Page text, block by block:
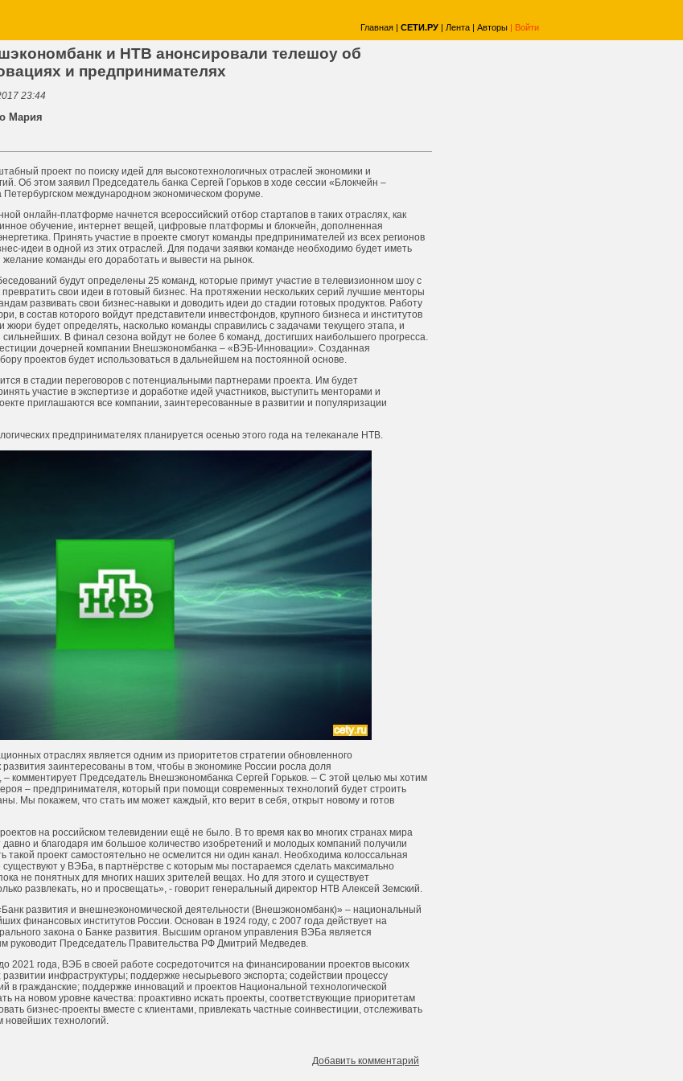
Главная | СЕТИ.РУ | Лента | Авторы | Войти
и НТВ анонсировали телешоу об
и предпринимателях
23:44
Мария
проект по поиску идей для высокотехнологичных отраслей экономики и
Об этом заявил Председатель банка Сергей Горьков в ходе сессии «Блокчейн –
международном экономическом форуме.
онлайн-платформе начнется всероссийский отбор стартапов в таких отраслях, как
обучение, интернет вещей, цифровые платформы и блокчейн, дополненная
Принять участие в проекте смогут команды предпринимателей из всех регионов
идеи в одной из этих отраслей. Для подачи заявки команде необходимо будет иметь
желание команды его доработать и вывести на рынок.
будут определены 25 команд, которые примут участие в телевизионном шоу с
свои идеи в готовый бизнес. На протяжении нескольких серий лучшие менторы
развивать свои бизнес-навыки и доводить идеи до стадии готовых продуктов. Работу
в состав которого войдут представители инвестфондов, крупного бизнеса и институтов
жюри будет определять, насколько команды справились с задачами текущего этапа, и
В финал сезона войдут не более 6 команд, достигших наибольшего прогресса.
дочерней компании Внешэкономбанка – «ВЭБ-Инновации». Созданная
проектов будет использоваться в дальнейшем на постоянной основе.
в стадии переговоров с потенциальными партнерами проекта. Им будет
участие в экспертизе и доработке идей участников, выступить менторами и
приглашаются все компании, заинтересованные в развитии и популяризации
предпринимателях планируется осенью этого года на телеканале НТВ.
отраслях является одним из приоритетов стратегии обновленного
заинтересованы в том, чтобы в экономике России росла доля
– комментирует Председатель Внешэкономбанка Сергей Горьков. – С этой целью мы хотим
– предпринимателя, который при помощи современных технологий будет строить
Мы покажем, что стать им может каждый, кто верит в себя, открыт новому и готов
на российском телевидении ещё не было. В то время как во многих странах мира
и благодаря им большое количество изобретений и молодых компаний получили
такой проект самостоятельно не осмелится ни один канал. Необходима колоссальная
существуют у ВЭБа, в партнёрстве с которым мы постараемся сделать максимально
не понятных для многих наших зрителей вещах. Но для этого и существует
развлекать, но и просвещать», - говорит генеральный директор НТВ Алексей Земский.
развития и внешнеэкономической деятельности (Внешэкономбанк)» – национальный
финансовых институтов России. Основан в 1924 году, с 2007 года действует на
закона о Банке развития. Высшим органом управления ВЭБа является
руководит Председатель Правительства РФ Дмитрий Медведев.
2021 года, ВЭБ в своей работе сосредоточится на финансировании проектов высоких
инфраструктуры; поддержке несырьевого экспорта; содействии процессу
в гражданские; поддержке инноваций и проектов Национальной технологической
на новом уровне качества: проактивно искать проекты, соответствующие приоритетам
бизнес-проекты вместе с клиентами, привлекать частные соинвестиции, отслеживать
новейших технологий.
Добавить комментарий